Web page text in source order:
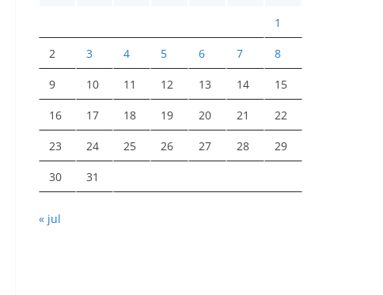
1
2 3 4 5 6 7 8
9 10 11 12 13 14 15
16 17 18 19 20 21 22
23 24 25 26 27 28 29
30 31
« jul